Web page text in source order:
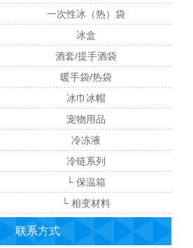
一次性冰（热）袋
冰盒
酒套/提手酒袋
暖手袋/热袋
冰巾冰帽
宠物用品
冷冻液
冷链系列
└ 保温箱
└ 相变材料
联系方式